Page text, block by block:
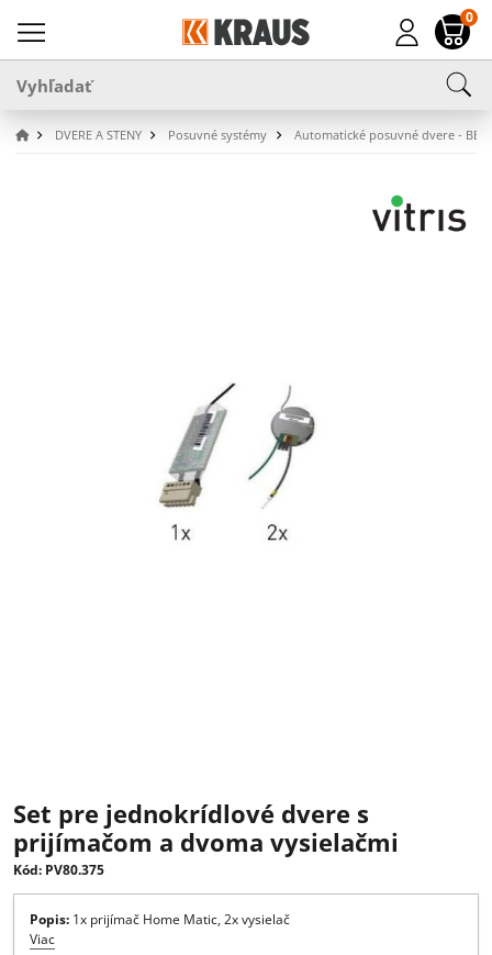
0
DVERE A STENY Posuvné systémy Automatické posuvné dvere - BEZ
Set pre jednokrídlové dvere s
prijímačom a dvoma vysielačmi